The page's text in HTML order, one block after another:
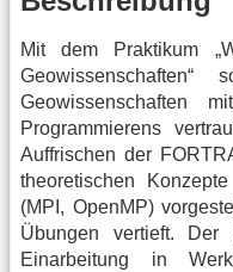
Mit dem Praktikum
Geowissenschaften
Programmierens
Auffrischen der
theoretischen
(MPI, OpenMP)
Übungen vertieft.
Einarbeitung in